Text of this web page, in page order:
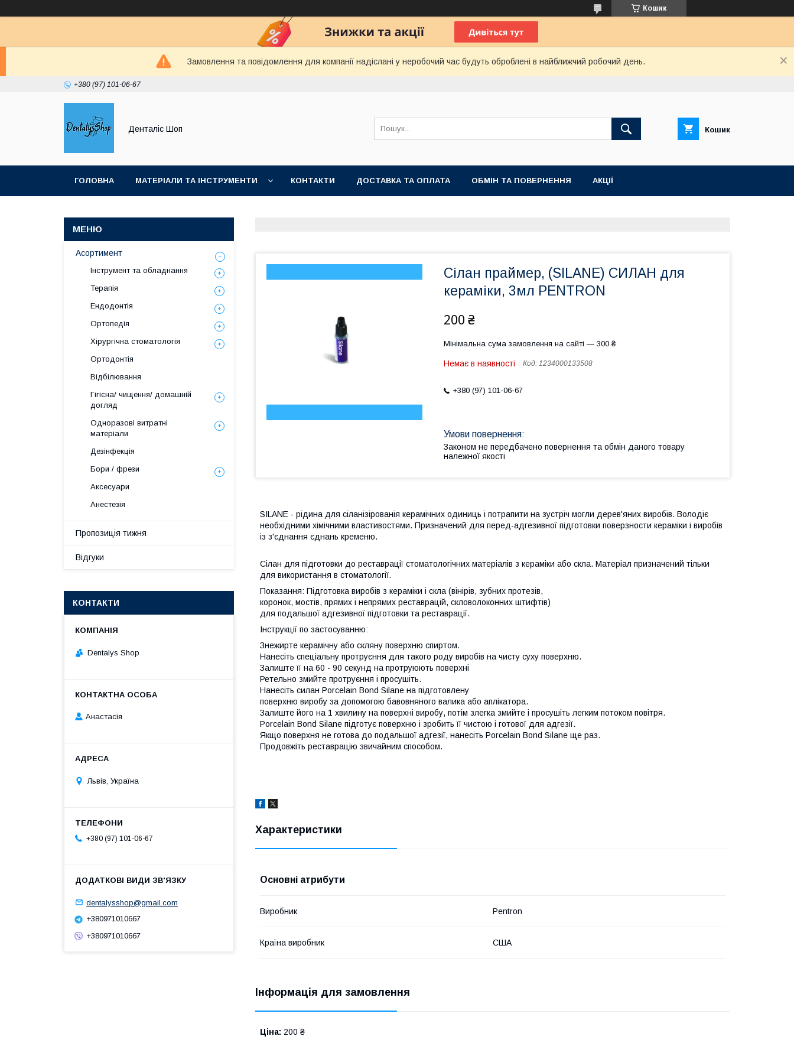
Кошик
Замовлення та повідомлення для компанії надіслані у неробочий час будуть оброблені в найближчий робочий день.
+380 (97) 101-06-67
Денталіс Шоп Кошик
ГОЛОВНА МАТЕРІАЛИ ТА ІНСТРУМЕНТИ КОНТАКТИ ДОСТАВКА ТА ОПЛАТА ОБМІН ТА ПОВЕРНЕННЯ АКЦІЇ
Сілан праймер, (SILANE) СИЛАН для
кераміки, 3мл PENTRON
200 ₴
Мінімальна сума замовлення на сайті — 300 ₴
Немає в наявності Код: 1234000133508
+380 (97) 101-06-67
Законом не передбачено повернення та обмін даного товару
належної якості
SILANE - рідина для сіланізірованія керамічних одиниць і потрапити на зустріч могли дерев'яних виробів. Володіє
необхідними хімічними властивостями. Призначений для перед-адгезивної підготовки поверзности кераміки і виробів
із з'єднання єднань кременю.
Сілан для підготовки до реставрації стоматологічних матеріалів з кераміки або скла. Матеріал призначений тільки
для використання в стоматології.
Показання: Підготовка виробів з кераміки і скла (вінірів, зубних протезів,
коронок, мостів, прямих і непрямих реставрацій, скловолоконних штифтів)
для подальшої адгезивної підготовки та реставрації.
Інструкції по застосуванню:
Знежирте керамічну або скляну поверхню спиртом.
Нанесіть спеціальну протруєння для такого роду виробів на чисту суху поверхню.
Залиште її на 60 - 90 секунд на протруюють поверхні
Ретельно змийте протруєння і просушіть.
Нанесіть силан Porcelain Bond Silane на підготовлену
поверхню виробу за допомогою бавовняного валика або аплікатора.
Залиште його на 1 хвилину на поверхні виробу, потім злегка змийте і просушіть легким потоком повітря.
Porcelain Bond Silane підготує поверхню і зробить її чистою і готової для адгезії.
Якщо поверхня не готова до подальшої адгезії, нанесіть Porcelain Bond Silane ще раз.
Продовжіть реставрацію звичайним способом.
Характеристики
Основні атрибути
Виробник Pentron
Країна виробник США
Інформація для замовлення
Ціна: 200 ₴
Асортимент
Інструмент та обладнання
Терапія
Ендодонтія
Ортопедія
Хірургічна стоматологія
Ортодонтія
Відбілювання
Гігієна/ чищення/ домашній
догляд
Одноразові витратні
матеріали
Дезінфекція
Бори / фрези
Аксесуари
Анестезія
Пропозиція тижня
Відгуки
КОНТАКТИ
Dentalys Shop
Анастасія
Львів, Україна
+380 (97) 101-06-67
dentalysshop@gmail.com
+380971010667
+380971010667